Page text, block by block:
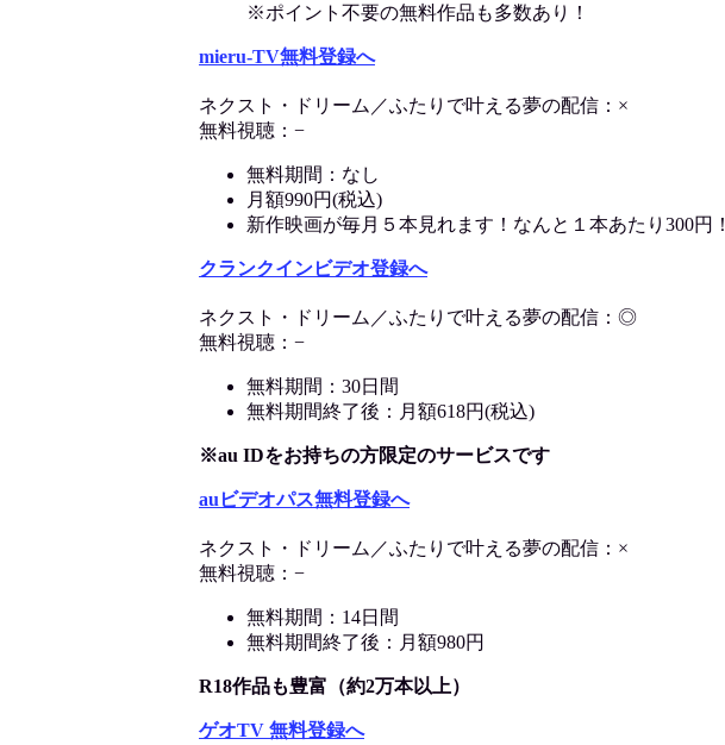
※ポイント不要の無料作品も多数あり！
mieru-TV無料登録へ
ネクスト・ドリーム／ふたりで叶える夢の配信：×
無料視聴：−
無料期間：なし
月額990円(税込)
新作映画が毎月５本見れます！なんと１本あたり300円！
クランクインビデオ登録へ
ネクスト・ドリーム／ふたりで叶える夢の配信：◎
無料視聴：−
無料期間：30日間
無料期間終了後：月額618円(税込)
※au IDをお持ちの方限定のサービスです
auビデオパス無料登録へ
ネクスト・ドリーム／ふたりで叶える夢の配信：×
無料視聴：−
無料期間：14日間
無料期間終了後：月額980円
R18作品も豊富（約2万本以上）
ゲオTV 無料登録へ